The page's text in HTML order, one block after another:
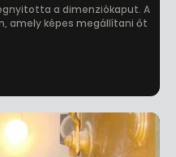
a dimenziókaput. A
amely képes megállítani őt